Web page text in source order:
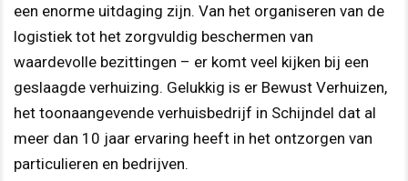
een enorme uitdaging zijn. Van het organiseren van de
logistiek tot het zorgvuldig beschermen van
waardevolle bezittingen – er komt veel kijken bij een
geslaagde verhuizing. Gelukkig is er Bewust Verhuizen,
het toonaangevende verhuisbedrijf in Schijndel dat al
meer dan 10 jaar ervaring heeft in het ontzorgen van
particulieren en bedrijven.